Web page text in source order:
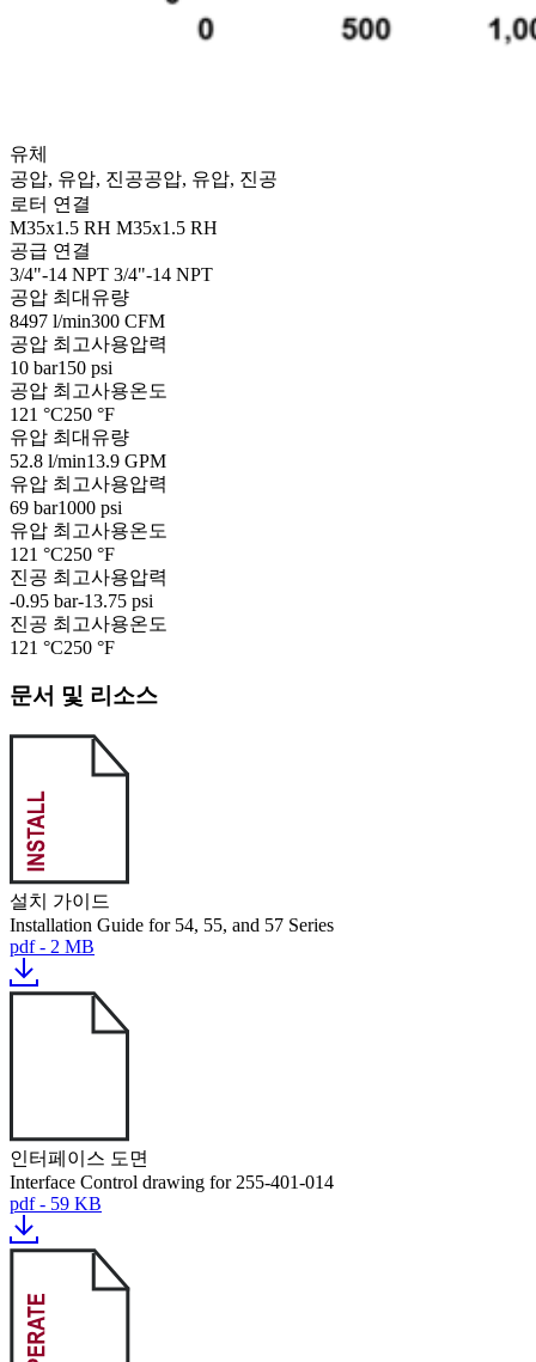
유체
공압, 유압, 진공공압, 유압, 진공
로터 연결
M35x1.5 RH M35x1.5 RH
공급 연결
3/4"-14 NPT 3/4"-14 NPT
공압 최대유량
8497 l/min300 CFM
공압 최고사용압력
10 bar150 psi
공압 최고사용온도
121 °C250 °F
유압 최대유량
52.8 l/min13.9 GPM
유압 최고사용압력
69 bar1000 psi
유압 최고사용온도
121 °C250 °F
진공 최고사용압력
-0.95 bar-13.75 psi
진공 최고사용온도
121 °C250 °F
문서 및 리소스
설치 가이드
Installation Guide for 54, 55, and 57 Series
pdf - 2 MB
인터페이스 도면
Interface Control drawing for 255-401-014
pdf - 59 KB